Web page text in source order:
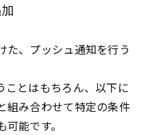
た、プッシュ通知を行う
ことはもちろん、以下に
組み合わせて特定の条件
能です。